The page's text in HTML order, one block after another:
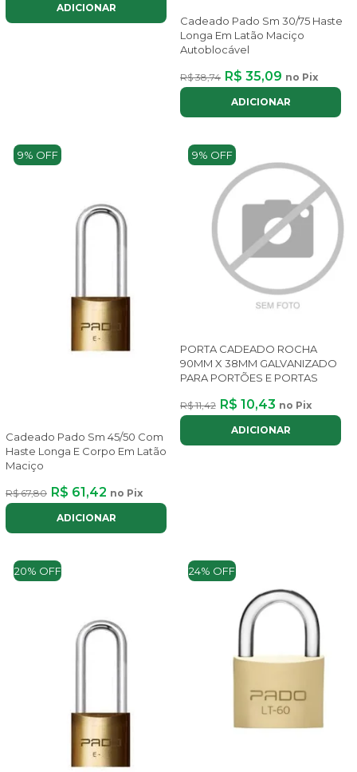
ADICIONAR
Cadeado Pado Sm 30/75 Haste
Longa Em Latão Maciço
Autoblocável
R$ 38,74 R$ 35,09 no Pix
ADICIONAR
9% OFF
Cadeado Pado Sm 45/50 Com
Haste Longa E Corpo Em Latão
Maciço
R$ 67,80 R$ 61,42 no Pix
ADICIONAR
9% OFF
PORTA CADEADO ROCHA
90MM X 38MM GALVANIZADO
PARA PORTÕES E PORTAS
R$ 11,42 R$ 10,43 no Pix
ADICIONAR
20% OFF 24% OFF